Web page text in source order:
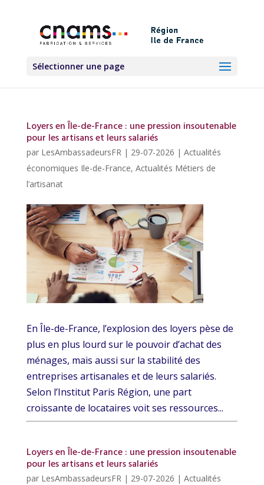
Sélectionner une page
Loyers en Île-de-France : une pression insoutenable
pour les artisans et leurs salariés
par LesAmbassadeursFR| 29-07-2026 | Actualités
économiques Ile-de-France, Actualités Métiers de
l’artisanat
En Île-de-France, l’explosion des loyers pèse de
plus en plus lourd sur le pouvoir d’achat des
ménages, mais aussi sur la stabilité des
entreprises artisanales et de leurs salariés.
Selon l’Institut Paris Région, une part
croissante de locataires voit ses ressources...
Loyers en Île-de-France : une pression insoutenable
pour les artisans et leurs salariés
par LesAmbassadeursFR| 29-07-2026 | Actualités